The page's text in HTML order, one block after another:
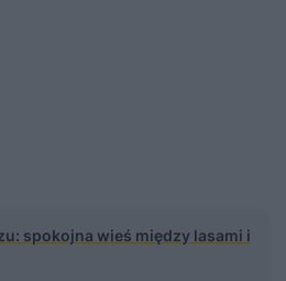
spokojna wieś między lasami i